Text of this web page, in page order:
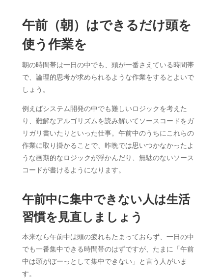
午前（朝）はできるだけ頭を
使う作業を
朝の時間帯は一日の中でも、頭が一番さえている時間帯
で、論理的思考が求められるような作業をするとよいで
しょう。
例えばシステム開発の中でも難しいロジックを考えた
り、難解なアルゴリズムを読み解いてソースコードをガ
リガリ書いたりといった仕事。午前中のうちにこれらの
作業に取り掛かることで、昨晩では思いつかなかったよ
うな画期的なロジックが浮かんだり、無駄のないソース
コードが書けるようになります。
午前中に集中できない人は生活
習慣を見直しましょう
本来なら午前中は頭の疲れもたまっておらず、一日の中
でも一番集中できる時間帯のはずですが、たまに「午前
中は頭がぼーっとして集中できない」と言う人がいま
す。